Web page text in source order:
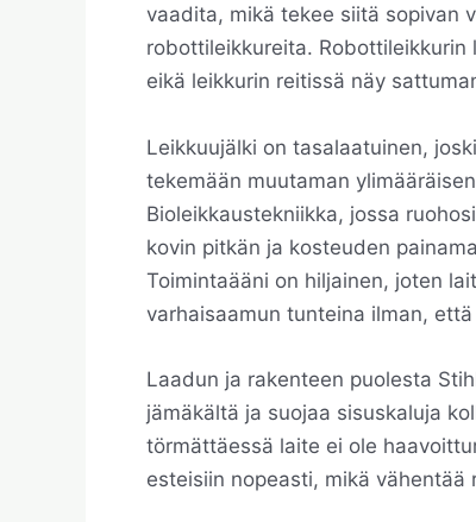
vaadita, mikä tekee siitä sopivan
robottileikkureita.
eikä leikkurin reitissä näy
Leikkuujälki on tasalaatuinen,
tekemään muutaman
Bioleikkaustekniikka, jossa
kovin pitkän ja kosteuden
Toimintaääni on hiljainen, joten
varhaisaamun tunteina ilman,
Laadun ja rakenteen puolesta
jämäkältä ja suojaa sisuskaluja
törmättäessä laite ei ole
esteisiin nopeasti, mikä vähentää